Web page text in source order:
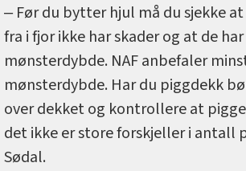
‒ Før du bytter hjul må du sjekke
fra i fjor ikke har skader og at de
mønsterdybde. NAF anbefaler
mønsterdybde. Har du piggdekk
over dekket og kontrollere at
det ikke er store forskjeller i antall
Sødal.